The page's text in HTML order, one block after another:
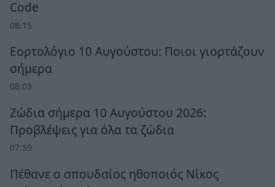
Code
08:15
Εορτολόγιο 10 Αυγούστου: Ποιοι γιορτάζουν
σήμερα
08:03
Ζώδια σήμερα 10 Αυγούστου 2026:
Προβλέψεις για όλα τα ζώδια
07:59
Πέθανε ο σπουδαίος ηθοποιός Νίκος